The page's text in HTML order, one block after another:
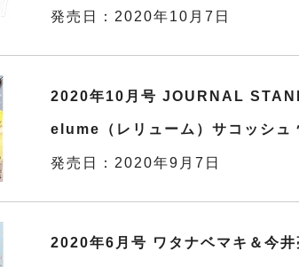
発売日：2020年10月7日
2020年10月号 JOURNAL
elume（レリューム）サコッシュ
発売日：2020年9月7日
2020年6月号 ワタナベマキ＆今